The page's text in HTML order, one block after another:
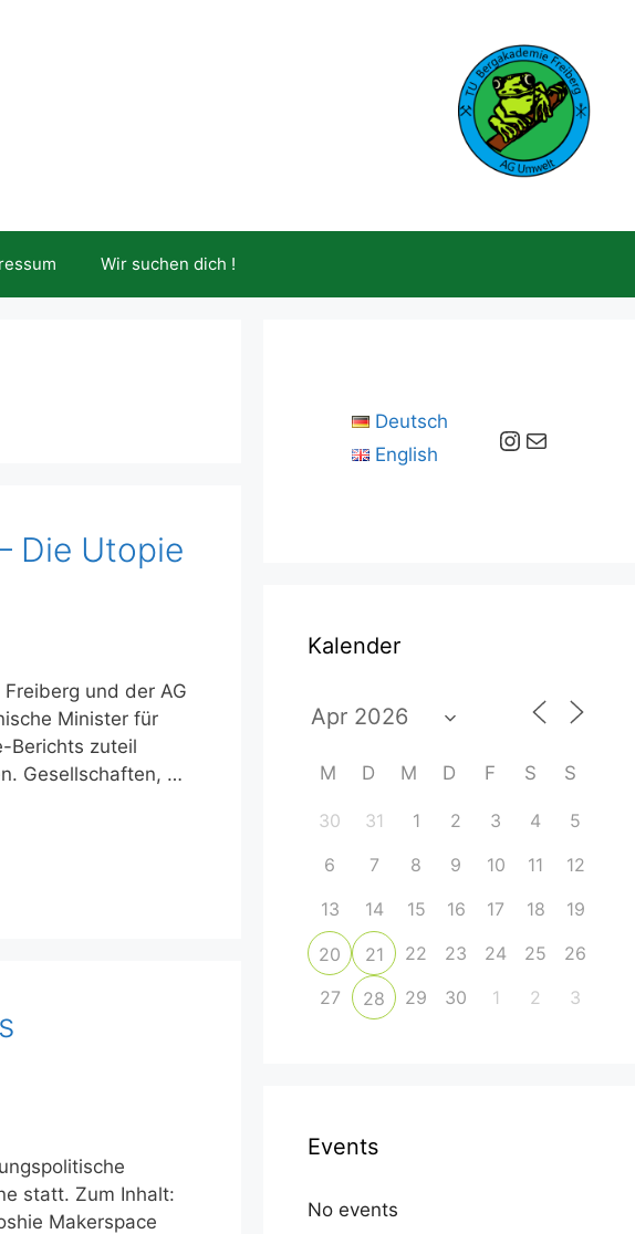
Wir suchen dich !
Die Utopie
und der AG
Minister für
Berichts zuteil
Gesellschaften, …
statt. Zum Inhalt:
Makerspace
Deutsch
English
Instagram E-Mail
Kalender
M D M D F S S
30 31 1 2 3 4
5
6
7 8 9 10 11
12
13
14 15 16 17 18 19
20 21 22 23 24 25
26
27
28 29 30 1 2 3
Events
No events